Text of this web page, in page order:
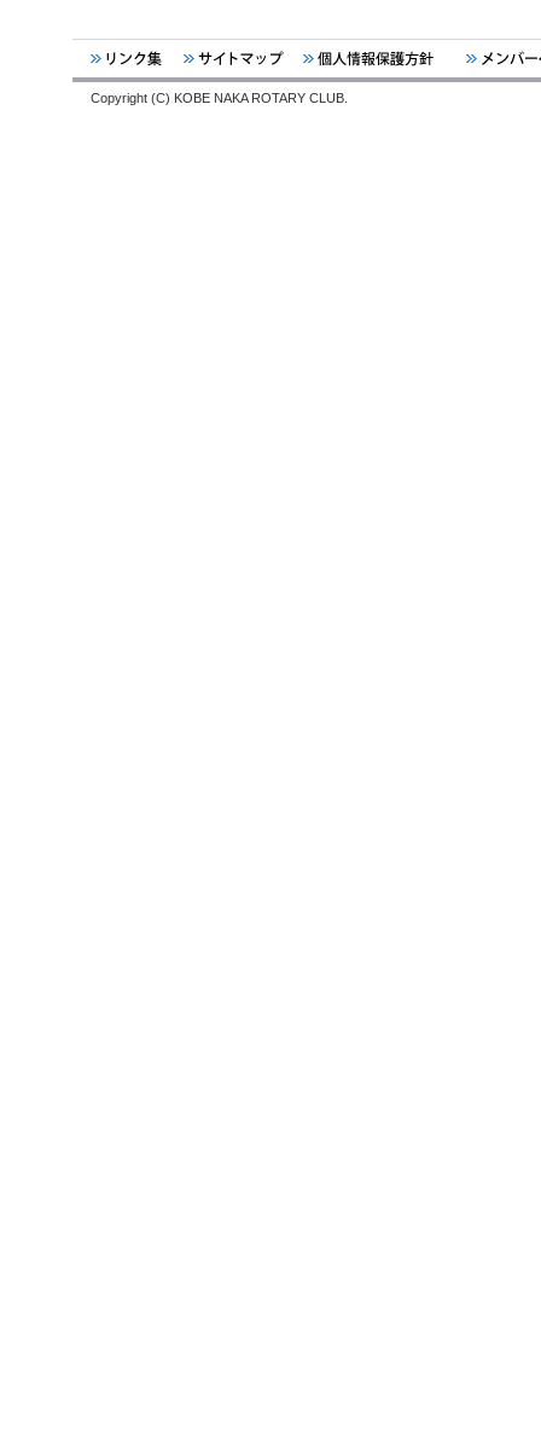
Copyright (C) KOBE NAKA ROTARY CLUB.